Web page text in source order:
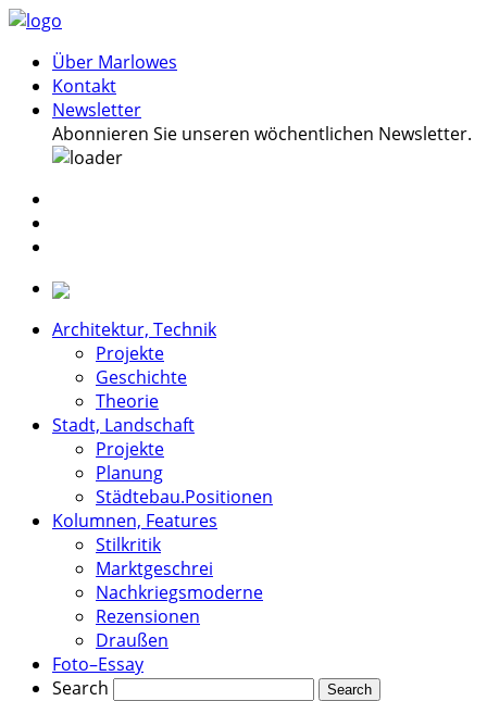
Über Marlowes
Kontakt
Newsletter
Abonnieren Sie unseren wöchentlichen Newsletter.
Architektur, Technik
Projekte
Geschichte
Theorie
Stadt, Landschaft
Projekte
Planung
Städtebau.Positionen
Kolumnen, Features
Stilkritik
Marktgeschrei
Nachkriegsmoderne
Rezensionen
Draußen
Foto–Essay
Search